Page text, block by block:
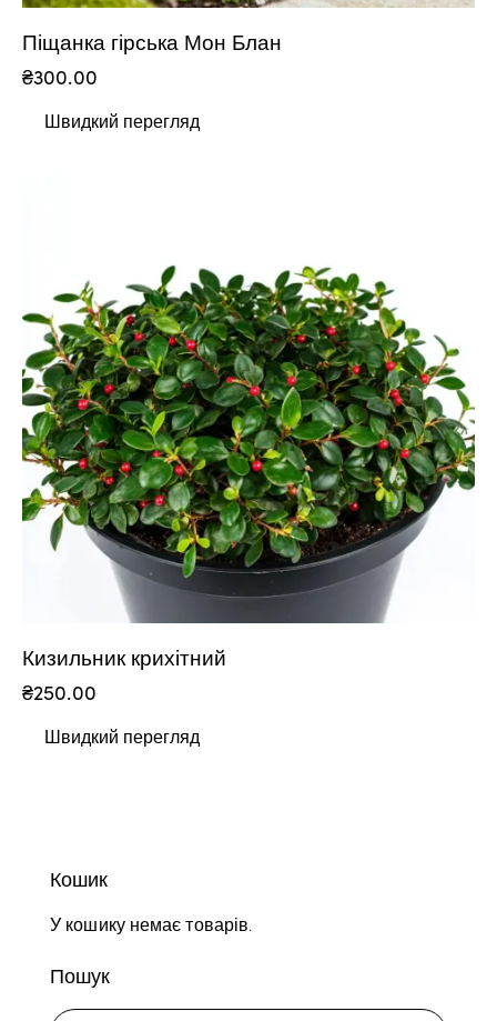
Піщанка гірська Мон Блан
₴300.00
Швидкий перегляд
Кизильник крихітний
₴250.00
Швидкий перегляд
Кошик
У кошику немає товарів.
Пошук